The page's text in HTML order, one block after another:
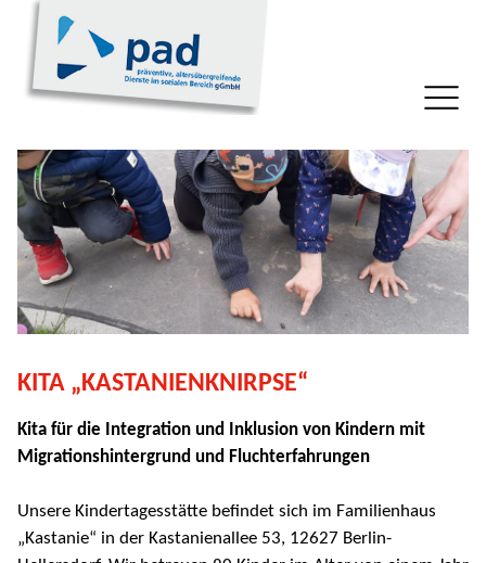
KITA „KASTANIENKNIRPSE“
Kita für die Integration und Inklusion von Kindern mit
Migrationshintergrund und Fluchterfahrungen
Unsere Kindertagesstätte befindet sich im Familienhaus
„Kastanie“ in der Kastanienallee 53, 12627 Berlin-